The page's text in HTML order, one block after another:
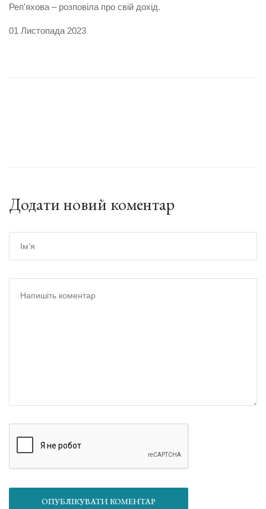
Реп'яхова – розповіла про свій дохід.
01 Листопада 2023
Додати новий коментар
ОПУБЛІКУВАТИ КОМЕНТАР